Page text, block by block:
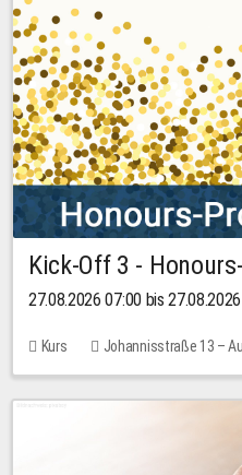
Kick-Off 3 -
27.08.2026 07:00 bis
Kurs
Johannisstraße 13 –
11 Plätze